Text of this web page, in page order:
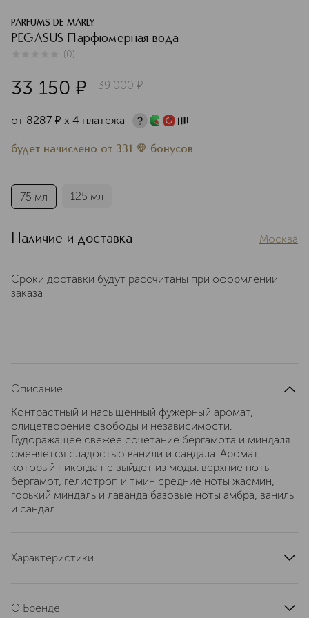
PARFUMS DE MARLY
PEGASUS Парфюмерная вода
(0)
33 150 ¤ 39 000 ¤
от 8287 ¤ х 4 платежа
будет начислено от 331 бонусов
75 мл 125 мл
Наличие и доставка Москва
Сроки доставки будут рассчитаны при оформлении
заказа
Описание
Контрастный и насыщенный фужерный аромат,
олицетворение свободы и независимости.
Будоражащее свежее сочетание бергамота и миндаля
сменяется сладостью ванили и сандала. Аромат,
который никогда не выйдет из моды. верхние ноты
бергамот, гелиотроп и тмин средние ноты жасмин,
горький миндаль и лаванда базовые ноты амбра, ваниль
и сандал
Характеристики
артикул
О Бренде